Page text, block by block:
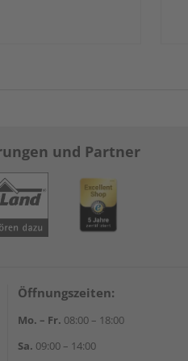
und Partner
Öffnungszeiten:
Mo. – Fr. 08:00 – 18:00
Sa. 09:00 – 14:00